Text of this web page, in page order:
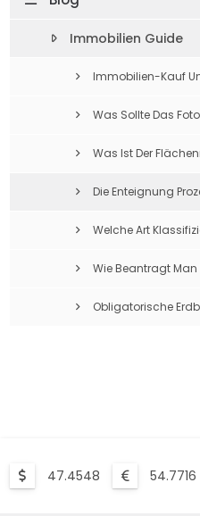
Immobilien Guide
Immobilien-Kauf
Was Sollte Das
Was Ist Der
Die Enteignung
Welche Art
Wie Beantragt
Obligatorische
47.4548 54.7716